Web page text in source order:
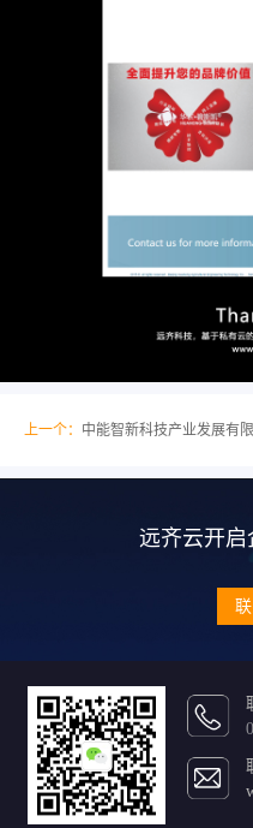
上一个： 中能智新科技产业发展有
远齐云开
联